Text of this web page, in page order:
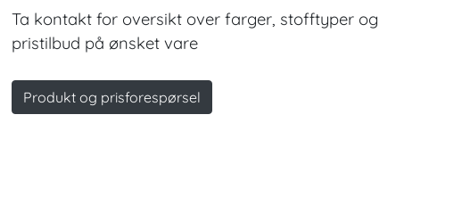
Ta kontakt for oversikt over farger, stofftyper og
pristilbud på ønsket vare
Produkt og prisforespørsel